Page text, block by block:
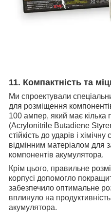
11. Компактність та
Ми спроектували
для розміщення
100 ампер, який має кілька
(Acrylonitrile Butadiene
стійкість до ударів і
відмінним матеріалом для
компонентів акумулятора.
Крім цього, правильне
корпусі допомогло
забезпечило оптимальне
вплинуло на продуктивність
акумулятора.